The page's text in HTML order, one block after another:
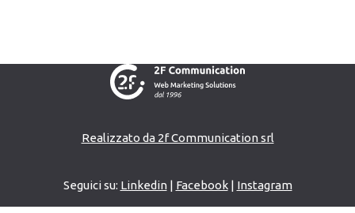
Realizzato da 2f Communication srl
Seguici su: Linkedin| Facebook| Instagram